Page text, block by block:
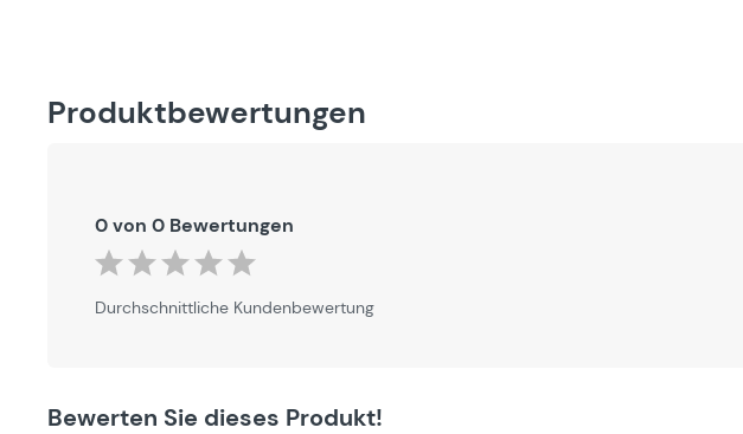
Produktbewertungen
0 von 0 Bewertungen
Durchschnittliche Bewertung von 0 von 5 Sternen
Durchschnittliche Kundenbewertung
Bewerten Sie dieses Produkt!